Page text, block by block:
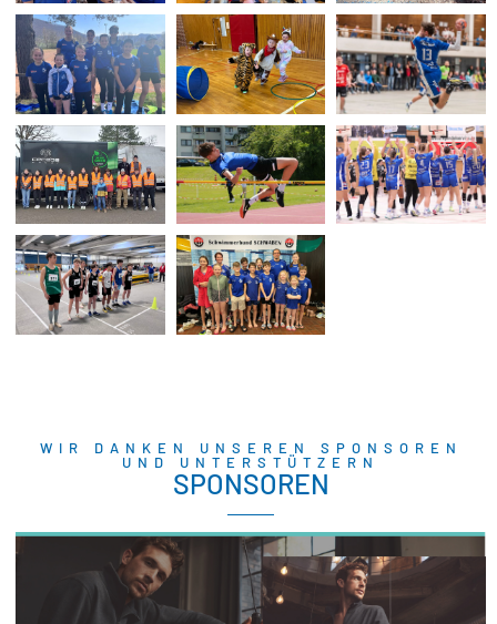
WIR DANKEN UNSEREN SPONSOREN
UND UNTERSTÜTZERN
SPONSOREN